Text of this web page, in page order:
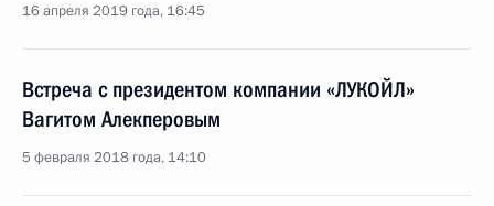
16 апреля 2019 года, 16:45
Встреча с президентом компании «ЛУКОЙЛ»
Вагитом Алекперовым
5 февраля 2018 года, 14:10